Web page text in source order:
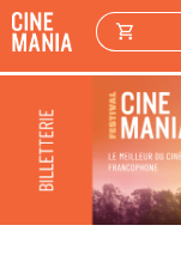
shopping_cart